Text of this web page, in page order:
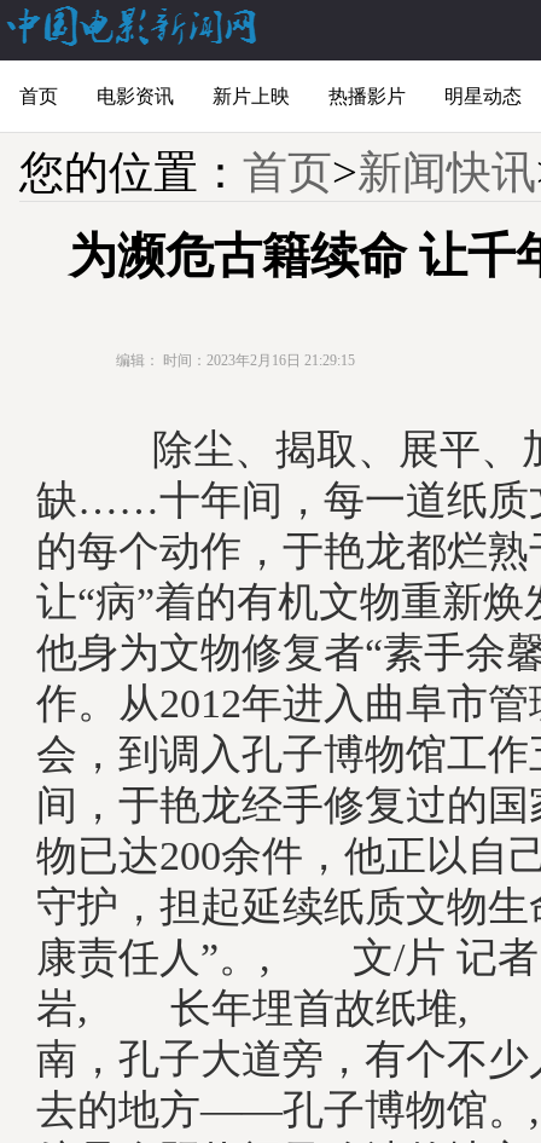
首页 电影资讯 新片上映 热播影片 明星动态
您的位置： 首页>新闻快讯
为濒危古籍续命 让千
编辑： 时间：2023年2月16日 21:29:15
除尘、揭取、展平、
缺……十年间，每一道纸质
的每个动作，于艳龙都烂熟
让“病”着的有机文物重新
他身为文物修复者“素手余
作。从2012年进入曲阜市
会，到调入孔子博物馆工
间，于艳龙经手修复过的
物已达200余件，他正以自
守护，担起延续纸质文物生
康责任人”。, 文/片 记者
岩, 长年埋首故纸堆,
南，孔子大道旁，有个不
去的地方——孔子博物馆